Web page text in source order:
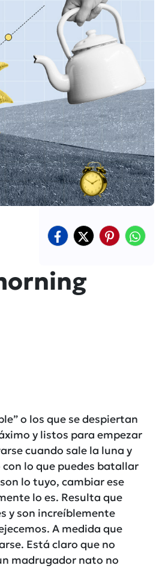
o los que se despiertan
y listos para empezar
cuando sale la luna y
lo que puedes batallar
lo tuyo, cambiar ese
lo es. Resulta que
y son increíblemente
A medida que
Está claro que no
madrugador nato no